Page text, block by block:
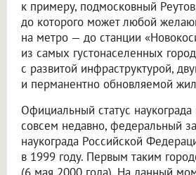
к примеру, подмосковный
до которого может любой
на метро — до станции
из самых густонаселенных
с развитой инфраструктурой,
и перманентно обновляемой
Официальный статус
совсем недавно, федеральный
наукограда Российской
в 1999 году. Первым таким